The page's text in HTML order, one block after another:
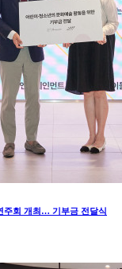
주회 개최… 기부금 전달식